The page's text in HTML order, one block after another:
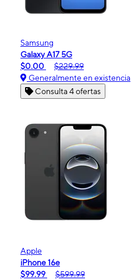
Samsung
Galaxy A17 5G
$0.00
$229.99
Generalmente en existencia
Consulta 4 ofertas
Apple
iPhone 16e
$99.99
$599.99